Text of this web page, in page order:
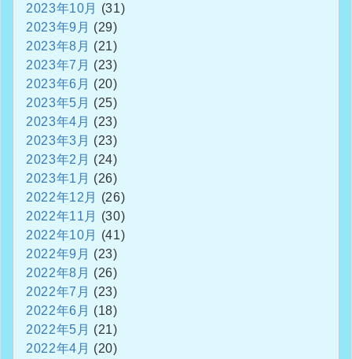
2023年10月
(31)
2023年9月 (29)
2023年8月 (21)
2023年7月 (23)
2023年6月 (20)
2023年5月 (25)
2023年4月 (23)
2023年3月 (23)
2023年2月 (24)
2023年1月 (26)
2022年12月
(26)
2022年11月
(30)
2022年10月
(41)
2022年9月 (23)
2022年8月 (26)
2022年7月 (23)
2022年6月 (18)
2022年5月 (21)
2022年4月 (20)